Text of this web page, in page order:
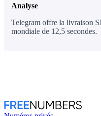
Analyse
Telegram offre la livraison
mondiale de 12,5 secondes.